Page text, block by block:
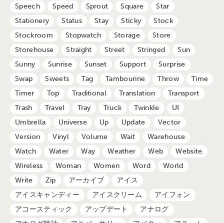
Speech
Speed Sprout Square
Star
Stationery
Status Stay Sticky
Stock
Stockroom
Stopwatch Storage
Store
Storehouse
Straight Street Stringed
Sun
Sunny
Sunrise Sunset Support
Surprise
Swap
Sweets Tag Tambourine Throw
Time
Timer
Top Traditional Translation
Transport
Trash
Travel Tray Truck Twinkle
UI
Umbrella
Universe Up Update
Vector
Version
Vinyl Volume Wait
Warehouse
Watch
Water Way Weather Web
Website
Wireless
Woman Women Word
World
Write
Zip アーカイブ
アイス
アイスキャンディー
アイスクリーム
アイフォン
アコースティック
アップデート
アナログ